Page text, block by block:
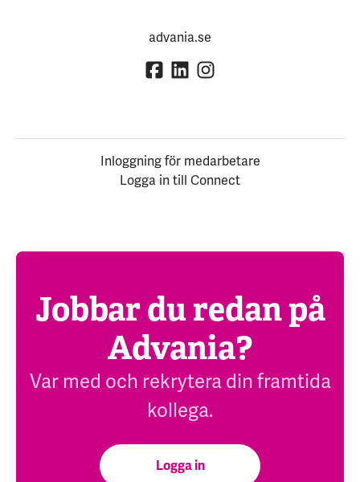
advania.se
Inloggning för medarbetare
Logga in till Connect
Jobbar du redan på
Advania?
Var med och rekrytera din framtida
kollega.
Logga in